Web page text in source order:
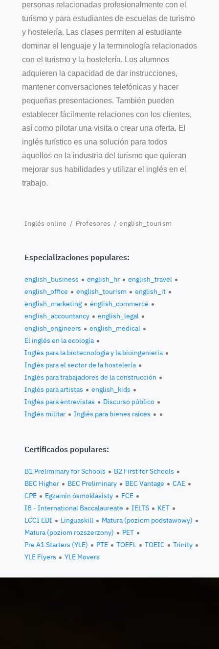
personas relacionadas profesionalmente con el
turismo y para estudiantes de escuelas de turismo
y hostelería. Las clases permiten al estudiante
dominar el lenguaje y la terminología relacionados
con el turismo y la hostelería. Los alumnos
adquieren la capacidad de dar instrucciones,
mantener conversaciones telefónicas y hacer
pequeñas presentaciones. También pueden
establecer fácilmente relaciones con los clientes,
así como pilotar una visita o crear una oferta. El
inglés turístico es una solución para todos
aquellos en la industria del turismo que quieran
mejorar sus habilidades y utilizar el inglés en el
trabajo.
Inglés online / Profesores /english_tourism
Especializaciones populares:
english_business english_hr
english_travel
english_office
english_tourism
english_it
english_marketing
english_commerce
english_accountancy
english_legal
english_engineers
english_medical
El inglés en la ecología
Inglés para la biotecnología y la bioingeniería
Inglés para el sector de la hostelería
Inglés para trabajadores de la construcción
Inglés para artistas
english_kids
Inglés para entrevistas
Discurso público
Inglés militar
Inglés para bienes raíces
Certificados populares:
B1 Preliminary for Schools
B2 First for Schools
BEC Higher
BEC Preliminary BEC Vantage
CAE
CPE
Egzamin ósmoklasisty
FCE
IB - International Baccalaureate
IELTS
KET
LCCI EDI
Linguaskill
Matura (poziom podstawowy)
Matura (poziom rozszerzony)
PET
Pre A1 Starters (YLE)
PTE TOEFL TOEIC
Trinity
YLE Flyers
YLE Movers